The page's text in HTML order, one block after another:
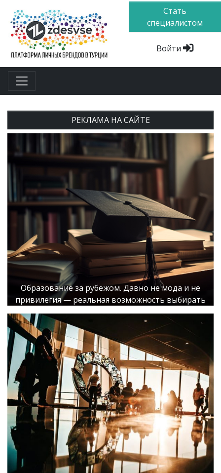
Стать
специалистом
Войти
РЕКЛАМА НА САЙТЕ
Образование за рубежом. Давно не мода и не
привилегия — реальная возможность выбирать